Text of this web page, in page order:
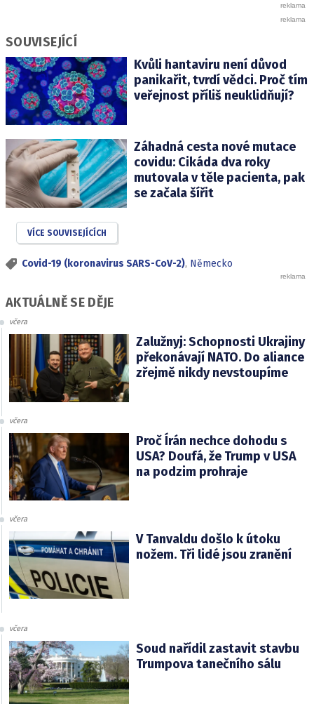
SOUVISEJÍCÍ
Kvůli hantaviru není důvod
panikařit, tvrdí vědci. Proč tím
veřejnost příliš neuklidňují?
Záhadná cesta nové mutace
covidu: Cikáda dva roky
mutovala v těle pacienta, pak
se začala šířit
VÍCE SOUVISEJÍCÍCH
Covid-19 (koronavirus SARS-CoV-2), Německo
AKTUÁLNĚ SE DĚJE
včera
Zalužnyj: Schopnosti Ukrajiny
překonávají NATO. Do aliance
zřejmě nikdy nevstoupíme
včera
Proč Írán nechce dohodu s
USA? Doufá, že Trump v USA
na podzim prohraje
včera
V Tanvaldu došlo k útoku
nožem. Tři lidé jsou zranění
včera
Soud nařídil zastavit stavbu
Trumpova tanečního sálu